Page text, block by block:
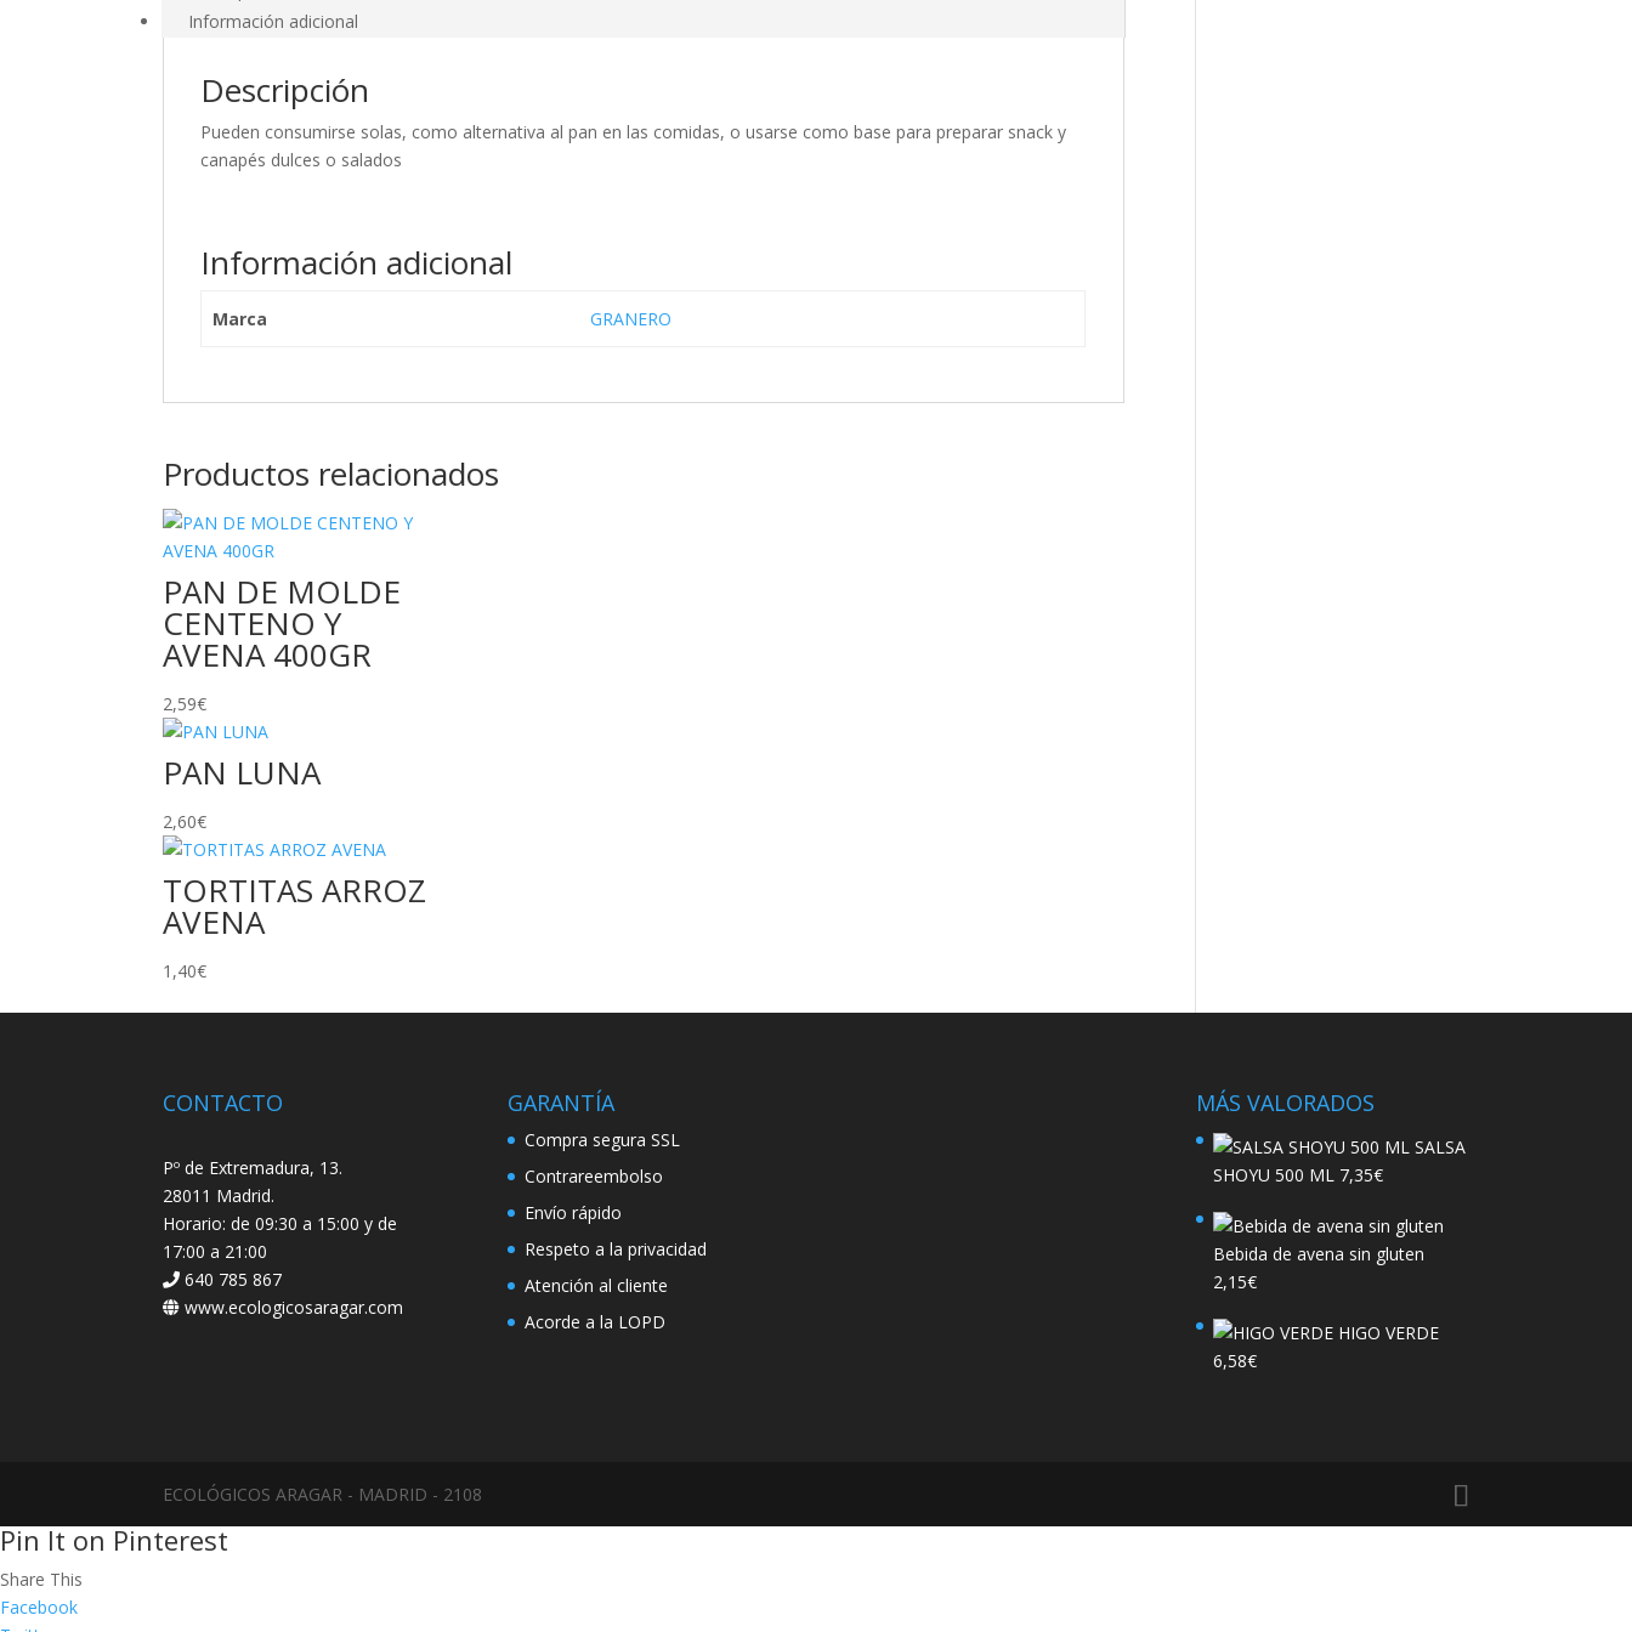
Información adicional
Descripción
Pueden consumirse solas, como alternativa al pan en las comidas, o usarse como base para preparar snack y
canapés dulces o salados
Información adicional
Marca GRANERO
Productos relacionados
PAN DE MOLDE
CENTENO Y
AVENA 400GR
2,59€
PAN LUNA
2,60€
TORTITAS ARROZ
AVENA
1,40€
CONTACTO
Pº de Extremadura, 13.
28011 Madrid.
Horario: de 09:30 a 15:00 y de
17:00 a 21:00
640 785 867
www.ecologicosaragar.com
GARANTÍA
Compra segura SSL
Contrareembolso
Envío rápido
Respeto a la privacidad
Atención al cliente
Acorde a la LOPD
MÁS VALORADOS
SALSA
SHOYU 500 ML 7,35€
Bebida de avena sin gluten
2,15€
HIGO VERDE
6,58€
ECOLÓGICOS ARAGAR - MADRID - 2108
Pin It on Pinterest
Share This
Facebook